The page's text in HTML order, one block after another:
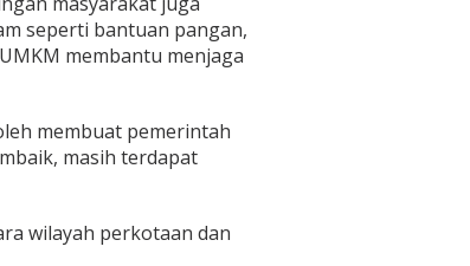
seperti bantuan pangan,
membantu menjaga
membuat pemerintah
masih terdapat
wilayah perkotaan dan